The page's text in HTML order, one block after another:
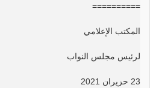
==========
المكتب الإعلامي
لرئيس مجلس النواب
23 حزيران 2021